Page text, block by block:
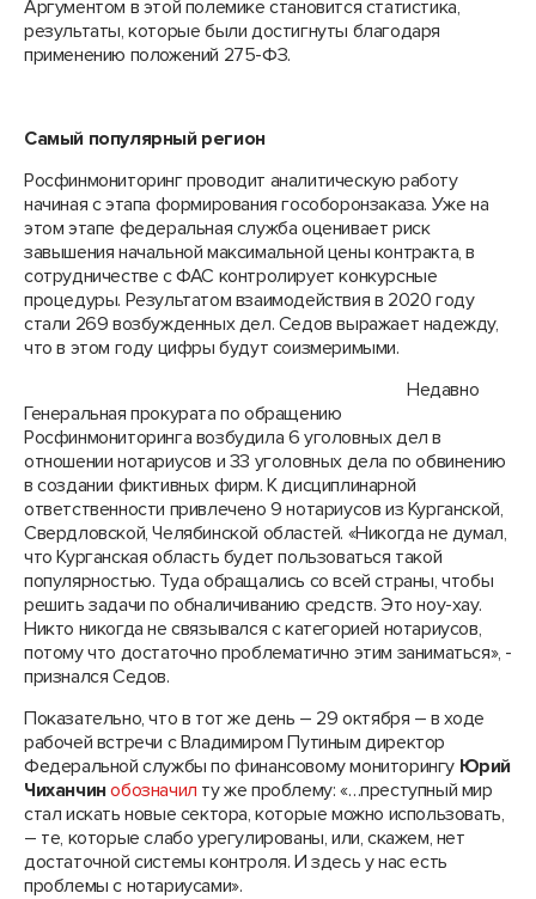
Аргументом в этой полемике становится статистика,
результаты, которые были достигнуты благодаря
применению положений 275-ФЗ.
Самый популярный регион
Росфинмониторинг проводит аналитическую работу
начиная с этапа формирования гособоронзаказа. Уже на
этом этапе федеральная служба оценивает риск
завышения начальной максимальной цены контракта, в
сотрудничестве с ФАС контролирует конкурсные
процедуры. Результатом взаимодействия в 2020 году
стали 269 возбужденных дел. Седов выражает надежду,
что в этом году цифры будут соизмеримыми.
Недавно
Генеральная прокурата по обращению
Росфинмониторинга возбудила 6 уголовных дел в
отношении нотариусов и 33 уголовных дела по обвинению
в создании фиктивных фирм. К дисциплинарной
ответственности привлечено 9 нотариусов из Курганской,
Свердловской, Челябинской областей. «Никогда не думал,
что Курганская область будет пользоваться такой
популярностью. Туда обращались со всей страны, чтобы
решить задачи по обналичиванию средств. Это ноу-хау.
Никто никогда не связывался с категорией нотариусов,
потому что достаточно проблематично этим заниматься», -
признался Седов.
Показательно, что в тот же день – 29 октября – в ходе
рабочей встречи с Владимиром Путиным директор
Федеральной службы по финансовому мониторингу Юрий
Чиханчин обозначил ту же проблему: «…преступный мир
стал искать новые сектора, которые можно использовать,
– те, которые слабо урегулированы, или, скажем, нет
достаточной системы контроля. И здесь у нас есть
проблемы с нотариусами».